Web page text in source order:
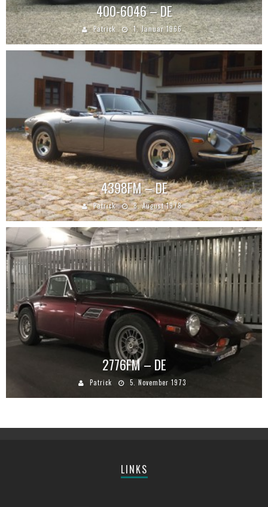
400-6046 – DE
Patrick 1. Januar 1966
4398FM – DE
Patrick 8. August 1978
2776FM – DE
Patrick 5. November 1973
LINKS